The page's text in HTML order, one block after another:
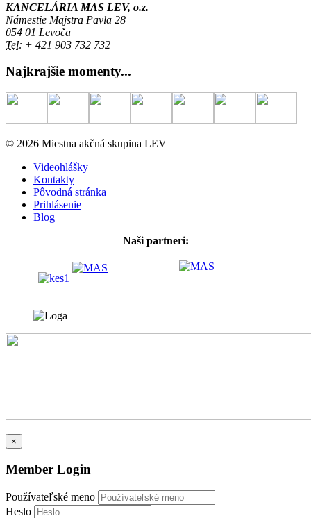
KANCELÁRIA MAS LEV, o.z.
Námestie Majstra Pavla 28
054 01 Levoča
Tel: + 421 903 732 732
Najkrajšie momenty...
© 2026 Miestna akčná skupina LEV
Videohlášky
Kontakty
Pôvodná stránka
Prihlásenie
Blog
Naši partneri:
×
Member Login
Používateľské meno
Heslo